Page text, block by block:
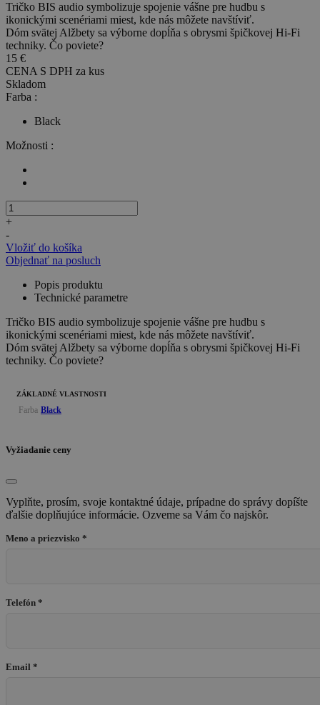
Tričko BIS audio symbolizuje spojenie vášne pre hudbu s
ikonickými scenériami miest, kde nás môžete navštíviť.
Dóm svätej Alžbety sa výborne dopĺňa s obrysmi špičkovej Hi-Fi
techniky. Čo poviete?
15 €
CENA S DPH za kus
Skladom
Farba :
Black
Možnosti :
+
-
Vložiť do košíka
Objednať na posluch
Popis produktu
Technické parametre
Tričko BIS audio symbolizuje spojenie vášne pre hudbu s
ikonickými scenériami miest, kde nás môžete navštíviť.
Dóm svätej Alžbety sa výborne dopĺňa s obrysmi špičkovej Hi-Fi
techniky. Čo poviete?
ZÁKLADNÉ VLASTNOSTI
Farba Black
Vyžiadanie ceny
Vyplňte, prosím, svoje kontaktné údaje, prípadne do správy dopíšte
ďalšie doplňujúce informácie. Ozveme sa Vám čo najskôr.
Meno a priezvisko *
Telefón *
Email *